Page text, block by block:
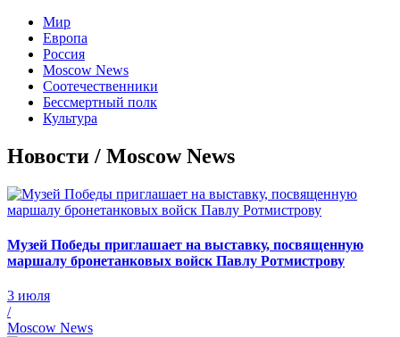
Мир
Европа
Россия
Moscow News
Соотечественники
Бессмертный полк
Культура
Новости / Moscow News
Музей Победы приглашает на выставку, посвященную
маршалу бронетанковых войск Павлу Ротмистрову
3 июля
/
Moscow News